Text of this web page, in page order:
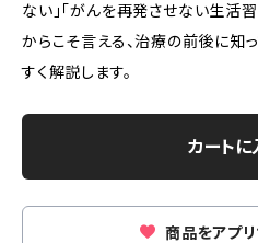
ない」「がんを再発させない生活
からこそ言える、治療の前後に知
すく解説します。
カートに
商品をアプ